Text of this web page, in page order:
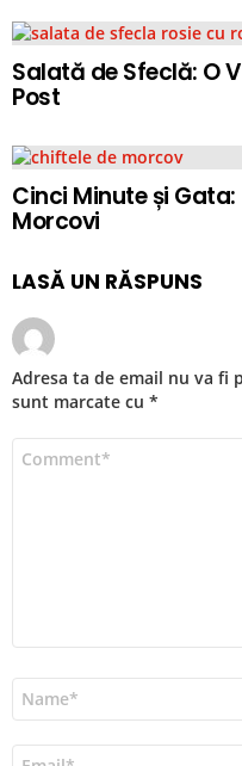
Salată de Sfeclă: O
Post
Cinci Minute și
Morcovi
LASĂ UN RĂSPUNS
Adresa ta de email nu va fi
sunt marcate cu *
Comentariu
Nume
Email